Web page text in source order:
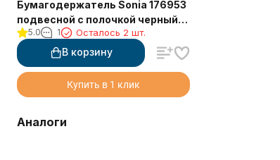
Бумагодержатель Sonia 176953
подвесной с полочкой черный
матовый
5.0 1 Осталось 2 шт.
В корзину
Купить в 1 клик
Аналоги